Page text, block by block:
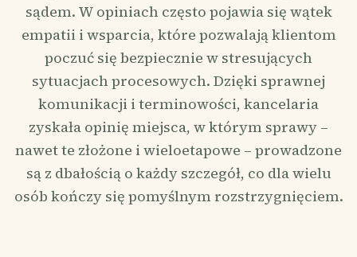
sądem. W opiniach często pojawia się wątek
empatii i wsparcia, które pozwalają klientom
poczuć się bezpiecznie w stresujących
sytuacjach procesowych. Dzięki sprawnej
komunikacji i terminowości, kancelaria
zyskała opinię miejsca, w którym sprawy –
nawet te złożone i wieloetapowe – prowadzone
są z dbałością o każdy szczegół, co dla wielu
osób kończy się pomyślnym rozstrzygnięciem.